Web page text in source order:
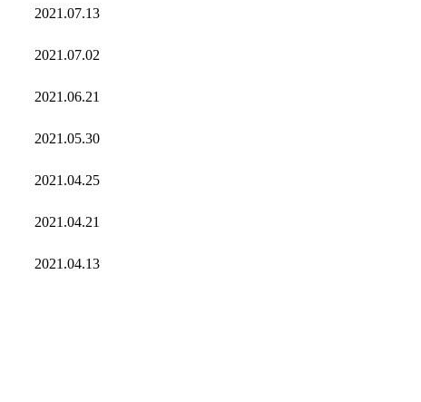
2021.07.13
2021.07.02
2021.06.21
2021.05.30
2021.04.25
2021.04.21
2021.04.13